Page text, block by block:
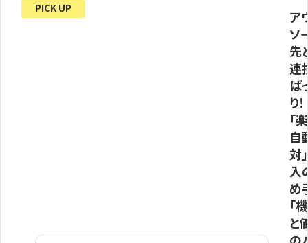
PICK UP
ア
ソ
先
連
ば
り！
「
自
対
入
め
「
と